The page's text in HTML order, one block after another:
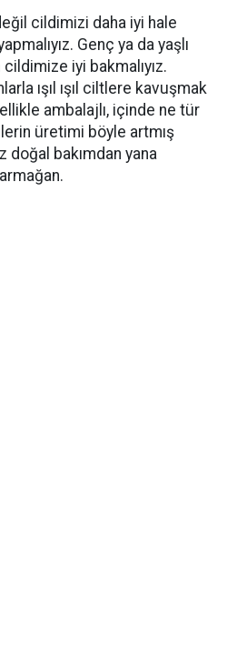
cildimizi daha iyi hale
Genç ya da yaşlı
iyi bakmalıyız.
ışıl ışıl ciltlere kavuşmak
ambalajlı, içinde ne tür
üretimi böyle artmış
bakımdan yana